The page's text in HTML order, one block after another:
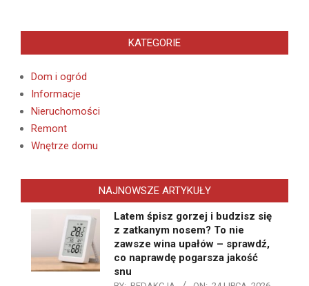
KATEGORIE
Dom i ogród
Informacje
Nieruchomości
Remont
Wnętrze domu
NAJNOWSZE ARTYKUŁY
Latem śpisz gorzej i budzisz się
z zatkanym nosem? To nie
zawsze wina upałów – sprawdź,
co naprawdę pogarsza jakość
snu